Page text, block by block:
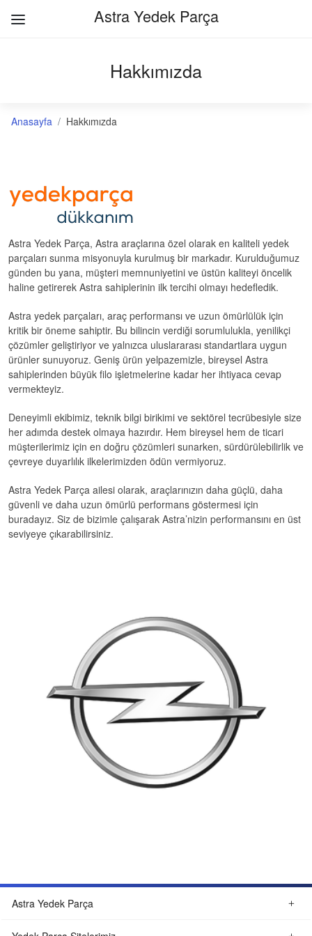
Astra Yedek Parça
Hakkımızda
Anasayfa Hakkımızda
Astra Yedek Parça, Astra araçlarına özel olarak en kaliteli yedek
parçaları sunma misyonuyla kurulmuş bir markadır. Kurulduğumuz
günden bu yana, müşteri memnuniyetini ve üstün kaliteyi öncelik
haline getirerek Astra sahiplerinin ilk tercihi olmayı hedefledik.
Astra yedek parçaları, araç performansı ve uzun ömürlülük için
kritik bir öneme sahiptir. Bu bilincin verdiği sorumlulukla, yenilikçi
çözümler geliştiriyor ve yalnızca uluslararası standartlara uygun
ürünler sunuyoruz. Geniş ürün yelpazemizle, bireysel Astra
sahiplerinden büyük filo işletmelerine kadar her ihtiyaca cevap
vermekteyiz.
Deneyimli ekibimiz, teknik bilgi birikimi ve sektörel tecrübesiyle size
her adımda destek olmaya hazırdır. Hem bireysel hem de ticari
müşterilerimiz için en doğru çözümleri sunarken, sürdürülebilirlik ve
çevreye duyarlılık ilkelerimizden ödün vermiyoruz.
Astra Yedek Parça ailesi olarak, araçlarınızın daha güçlü, daha
güvenli ve daha uzun ömürlü performans göstermesi için
buradayız. Siz de bizimle çalışarak Astra’nizin performansını en üst
seviyeye çıkarabilirsiniz.
Astra Yedek Parça